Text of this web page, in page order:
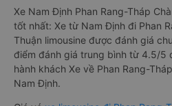
Xe Nam Định Phan Rang-Tháp
tốt nhất: Xe từ Nam Định đi Phan
Thuận limousine được đánh giá
điểm đánh giá trung bình từ 4.5/5
hành khách Xe về Phan Rang-
Nam Định.